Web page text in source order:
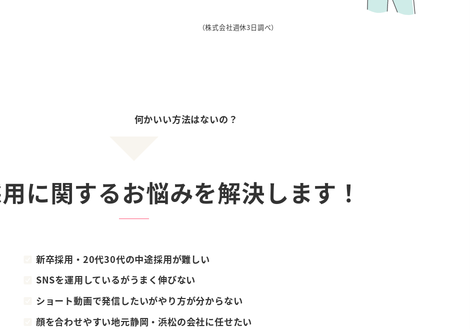
（株式会社週休3日調べ）
何かいい方法はないの？
に関するお悩みを解決します！
新卒採用・20代30代の中途採用が難しい
SNSを運用しているがうまく伸びない
ショート動画で発信したいがやり方が分からない
顔を合わせやすい地元静岡・浜松の会社に任せたい